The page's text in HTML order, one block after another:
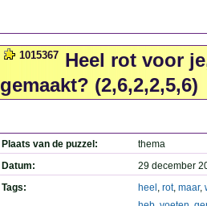
1015367 Heel rot voor
gemaakt? (2,6,2,2,5,6)
Plaats van de puzzel:
thema
Datum:
29 december
Tags:
heel , rot, maar,